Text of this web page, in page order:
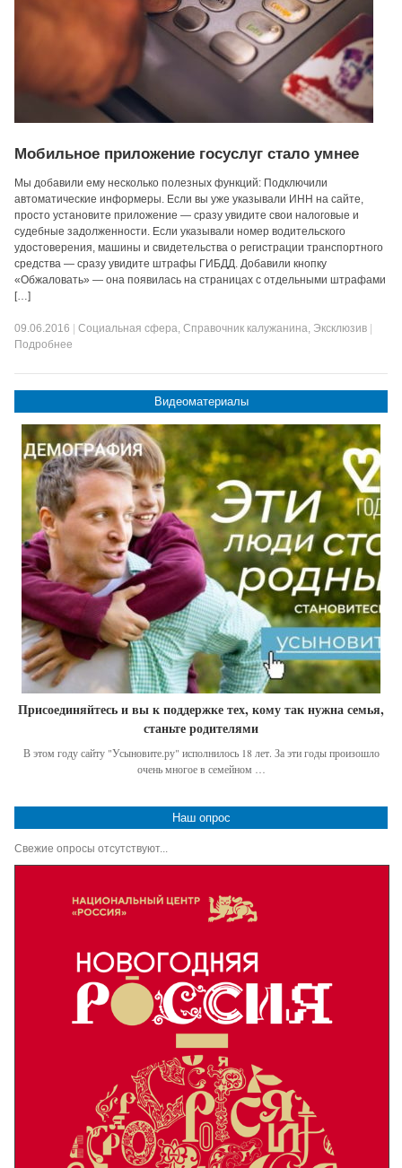
Мобильное приложение госуслуг стало умнее
Мы добавили ему несколько полезных функций: Подключили
автоматические информеры. Если вы уже указывали ИНН на сайте,
просто установите приложение — сразу увидите свои налоговые и
судебные задолженности. Если указывали номер водительского
удостоверения, машины и свидетельства о регистрации транспортного
средства — сразу увидите штрафы ГИБДД. Добавили кнопку
«Обжаловать» — она появилась на страницах с отдельными штрафами
[…]
09.06.2016 |Социальная сфера,Справочник калужанина, Эксклюзив
Подробнее
Видеоматериалы
Присоединяйтесь и вы к поддержке тех, кому так нужна семья,
станьте родителями
В этом году сайту "Усыновите.ру" исполнилось 18 лет. За эти годы произошло
очень многое в семейном …
Наш опрос
Свежие опросы отсутствуют...